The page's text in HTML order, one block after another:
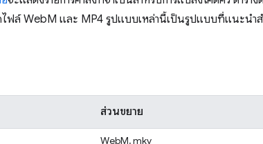
ฟล์ WebM และ MP4 รูปแบบเหล่านี้เป็นรูปแบบที่แนะนําสํ
ส่วนขยาย
WebM, mkv